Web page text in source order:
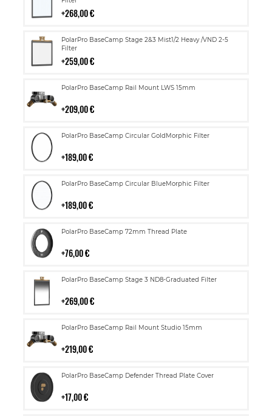
268,00 €
PolarPro BaseCamp Stage 2&3 Mist1/2 Heavy /VND 2-5
Filter
259,00 €
Lisää
ostoskoriin
PolarPro BaseCamp Rail Mount LWS 15mm
209,00 €
Lisää
PolarPro BaseCamp Circular GoldMorphic Filter
189,00 €
Lisää
PolarPro BaseCamp Circular BlueMorphic Filter
189,00 €
Lisää
PolarPro BaseCamp 72mm Thread Plate
76,00 €
Lisää
PolarPro BaseCamp Stage 3 ND8-Graduated Filter
269,00 €
Lisää
PolarPro BaseCamp Rail Mount Studio 15mm
219,00 €
Lisää
PolarPro BaseCamp Defender Thread Plate Cover
17,00 €
Lisää